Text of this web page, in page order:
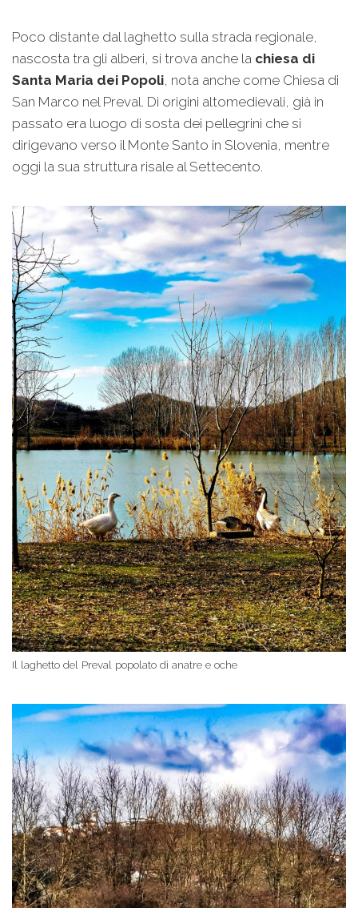
Poco distante dal laghetto sulla strada regionale,
nascosta tra gli alberi, si trova anche la chiesa di
Santa Maria dei Popoli, nota anche come Chiesa di
San Marco nel Preval. Di origini altomedievali, già in
passato era luogo di sosta dei pellegrini che si
dirigevano verso il Monte Santo in Slovenia, mentre
oggi la sua struttura risale al Settecento.
Il laghetto del Preval popolato di anatre e oche